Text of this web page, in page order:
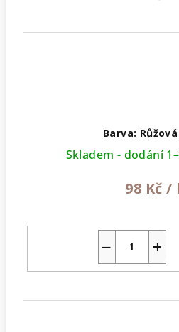
Barva:
Skladem - dodání
98 Kč /
+
−